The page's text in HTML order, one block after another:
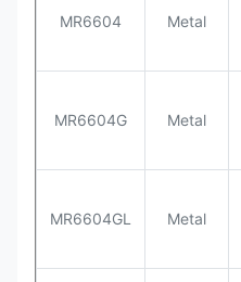
MR6604 Metal
MR6604G Metal
MR6604GL Metal